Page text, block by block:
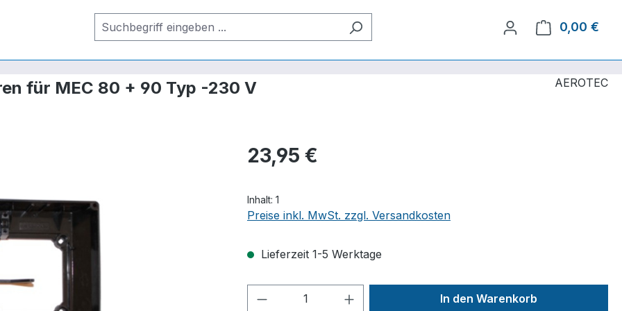
0,00 €
für MEC 80 + 90 Typ -230 V AEROTEC
23,95 €
Inhalt: 1
Preise inkl. MwSt. zzgl. Versandkosten
Lieferzeit 1-5 Werktage
Produkt Anzahl: Gib den gewünschten Wert
In den Warenkorb